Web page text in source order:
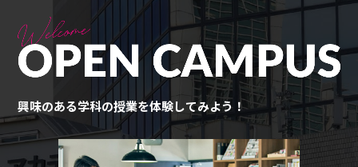
興味のある学科の授業を体験してみよう！